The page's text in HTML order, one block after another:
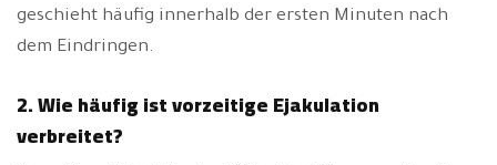
geschieht häufig innerhalb der ersten Minuten nach
dem Eindringen.
2. Wie häufig ist vorzeitige Ejakulation
verbreitet?